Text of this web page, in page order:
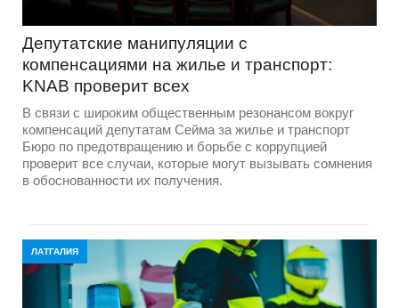
Депутатские манипуляции с
компенсациями на жилье и транспорт:
KNAB проверит всех
В связи с широким общественным резонансом вокруг
компенсаций депутатам Сейма за жилье и транспорт
Бюро по предотвращению и борьбе с коррупцией
проверит все случаи, которые могут вызывать сомнения
в обоснованности их получения.
ЛАТГАЛИЯ